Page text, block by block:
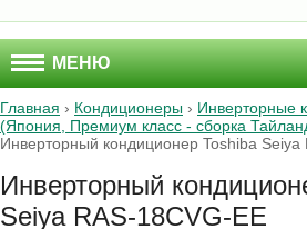
МЕНЮ
Главная › Кондиционеры › Инверторные
(Япония, Премиум класс - сборка
Инверторный кондиционер Toshiba Seiya
Инверторный
Seiya RAS-18CVG-EE